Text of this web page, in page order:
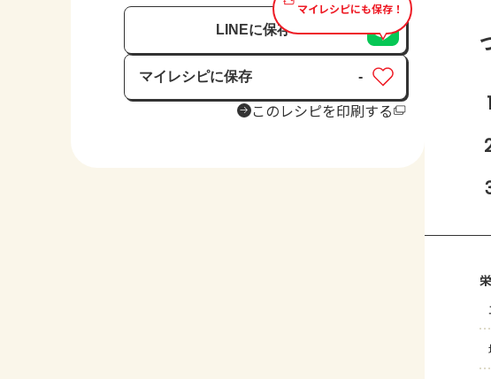
マイレシピにも保存！
LINEに保存
マイレシピに保存
保存済み
-
このレシピを印刷する 1